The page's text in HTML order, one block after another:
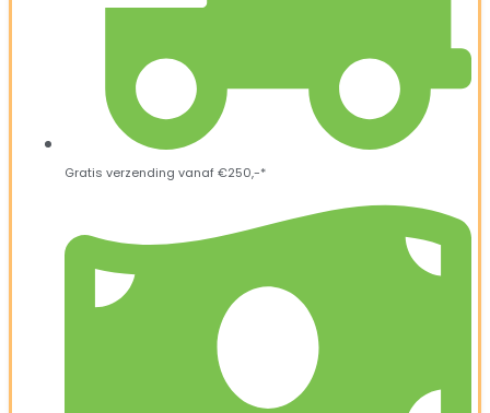
Gratis verzending vanaf €250,-*